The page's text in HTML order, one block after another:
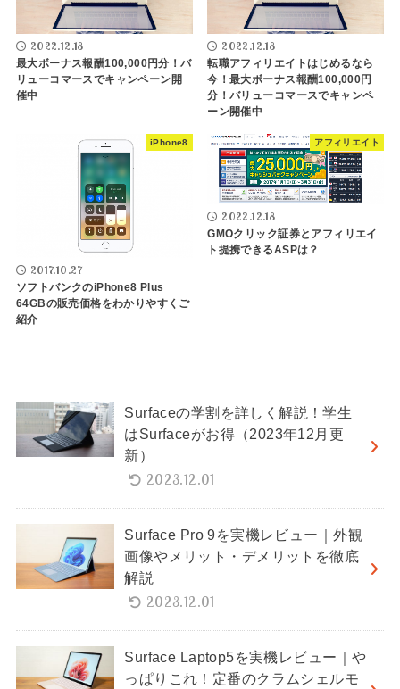
2022.12.18
最大ボーナス報酬100,000円分！バ
リューコマースでキャンペーン開
催中
2022.12.18
転職アフィリエイトはじめるなら
今！最大ボーナス報酬100,000円
分！バリューコマースでキャンペ
ーン開催中
iPhone8
2017.10.27
ソフトバンクのiPhone8 Plus
64GBの販売価格をわかりやすくご
紹介
アフィリエイト
2022.12.18
GMOクリック証券とアフィリエイ
ト提携できるASPは？
Surfaceの学割を詳しく解説！学生
はSurfaceがお得（2023年12月更
新）
2023.12.01
Surface Pro 9を実機レビュー｜外観
画像やメリット・デメリットを徹底
解説
2023.12.01
Surface Laptop5を実機レビュー｜や
っぱりこれ！定番のクラムシェルモ